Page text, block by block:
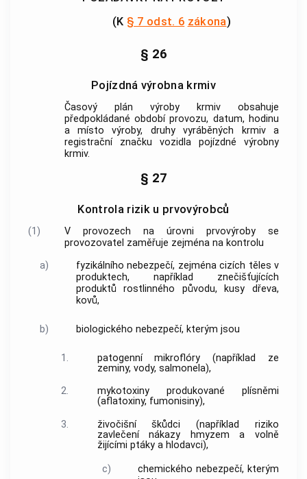
(K § 7 odst. 6 zákona)
§ 26
Pojízdná výrobna krmiv
Časový plán výroby krmivobsahuje
předpokládané období provozu, datum, hodinu
a místo výroby, druhy vyráběných
krmiva
registrační značku vozidla pojízdné výrobny
krmiv.
§ 27
Kontrola rizik u prvovýrobců
(1)
V provozech na úrovni prvovýroby se
provozovatel zaměřuje zejména na kontrolu
a)
fyzikálního nebezpečí, zejména cizích těles v
produktech, například znečišťujících
produktů rostlinného původu, kusy dřeva,
kovů,
b) biologického nebezpečí, kterým jsou
1.
patogenní mikroflóry (například ze
zeminy, vody, salmonela),
2.
mykotoxiny produkované plísněmi
(aflatoxiny, fumonisiny),
3.
živočišní škůdci (například riziko
zavlečení nákazy hmyzem a volně
žijícími ptáky a hlodavci),
c)
chemického nebezpečí, kterým